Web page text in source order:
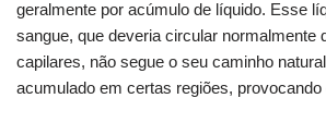
geralmente por acúmulo de líquido. Esse
sangue, que deveria circular normalmente
capilares, não segue o seu caminho
acumulado em certas regiões, provocando